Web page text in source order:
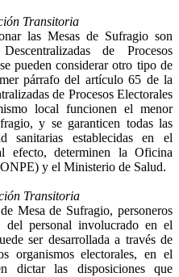
Transitoria
las Mesas de Sufragio son
de Procesos
pueden considerar otro tipo de
párrafo del artículo 65 de la
de Procesos Electorales
local funcionen el menor
y se garanticen todas las
sanitarias establecidas en el
efecto, determinen la Oficina
y el Ministerio de Salud.
Transitoria
Mesa de Sufragio, personeros
del personal involucrado en el
ser desarrollada a través de
organismos electorales, en el
dictar las disposiciones que